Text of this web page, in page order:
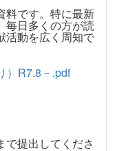
料です。特に最新
毎日多くの方が読
活動を広く周知で
）R7.8－.pdf
提出してくださ